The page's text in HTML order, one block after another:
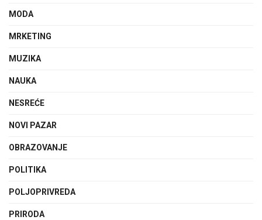
MODA
MRKETING
MUZIKA
NAUKA
NESREĆE
NOVI PAZAR
OBRAZOVANJE
POLITIKA
POLJOPRIVREDA
PRIRODA